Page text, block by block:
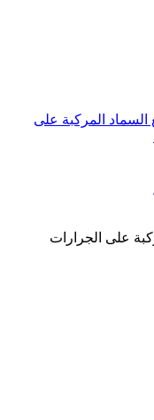
السماد المركبة على
على الجرارات